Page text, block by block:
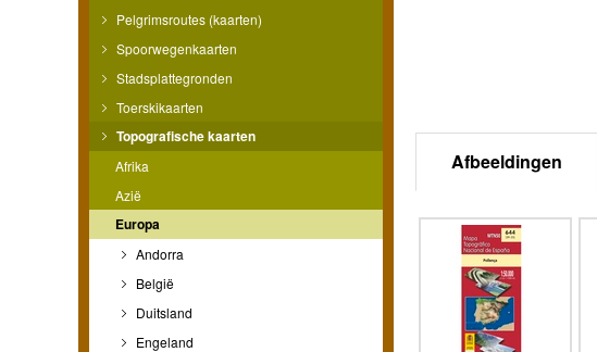
Pelgrimsroutes (kaarten)
Spoorwegenkaarten
Stadsplattegronden
Toerskikaarten
Topografische kaarten
Afrika
Azië
Europa
Andorra
België
Duitsland
Engeland
Afbeeldingen